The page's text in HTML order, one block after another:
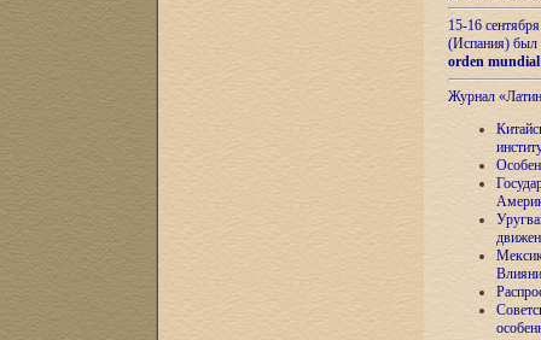
15-16
(Испания) был
orden
Журнал